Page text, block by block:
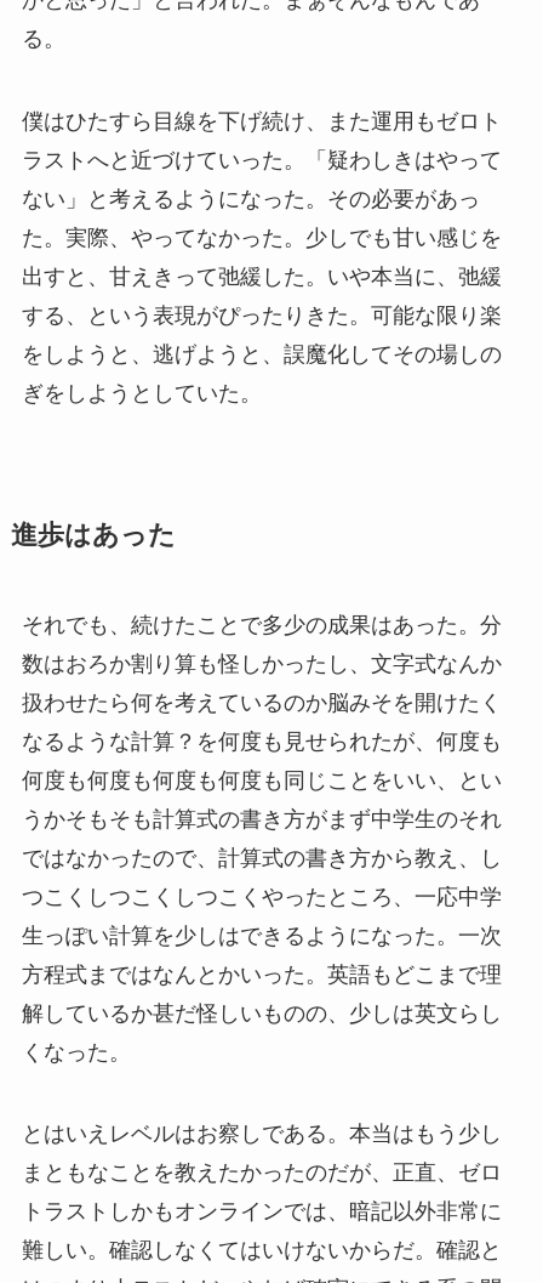
る。
僕はひたすら目線を下げ続け、また運用もゼロト
ラストへと近づけていった。「疑わしきはやって
ない」と考えるようになった。その必要があっ
た。実際、やってなかった。少しでも甘い感じを
出すと、甘えきって弛緩した。いや本当に、弛緩
する、という表現がぴったりきた。可能な限り楽
をしようと、逃げようと、誤魔化してその場しの
ぎをしようとしていた。
進歩はあった
それでも、続けたことで多少の成果はあった。分
数はおろか割り算も怪しかったし、文字式なんか
扱わせたら何を考えているのか脳みそを開けたく
なるような計算？を何度も見せられたが、何度も
何度も何度も何度も何度も同じことをいい、とい
うかそもそも計算式の書き方がまず中学生のそれ
ではなかったので、計算式の書き方から教え、し
つこくしつこくしつこくやったところ、一応中学
生っぽい計算を少しはできるようになった。一次
方程式まではなんとかいった。英語もどこまで理
解しているか甚だ怪しいものの、少しは英文らし
くなった。
とはいえレベルはお察しである。本当はもう少し
まともなことを教えたかったのだが、正直、ゼロ
トラストしかもオンラインでは、暗記以外非常に
難しい。確認しなくてはいけないからだ。確認と